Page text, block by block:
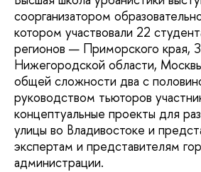
соорганизатором
котором участвовали 22
регионов — Приморского края,
Нижегородской области,
общей сложности два с
руководством тьюторов
концептуальные проекты для
улицы во Владивостоке и
экспертам и представителям
администрации.